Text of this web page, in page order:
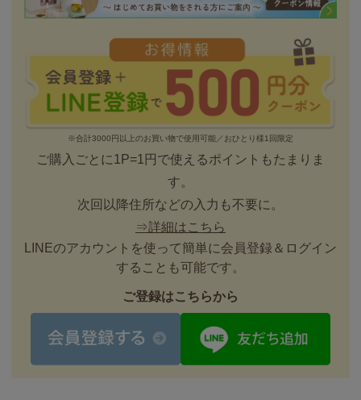
※合計3000円以上のお買い物で使用可能／おひとり様1回限定
ご購入ごとに1P=1円で使えるポイントもたまりま
す。
次回以降住所などの入力も不要に。
⇒詳細はこちら
LINEのアカウントを使って簡単に会員登録＆ログイン
することも可能です。
ご登録はこちらから